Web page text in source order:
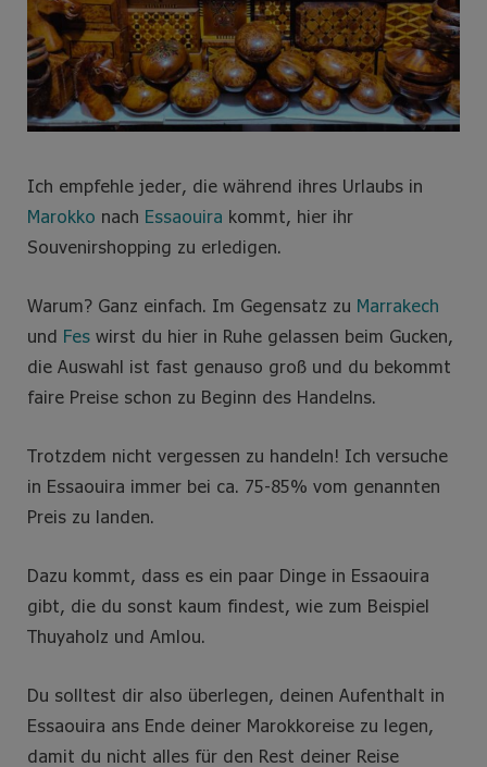
k a
m
s
t
Ich empfehle jeder, die während ihres Urlaubs in
Marokko nach Essaouira kommt, hier ihr
Souvenirshopping zu erledigen.
Warum? Ganz einfach. Im Gegensatz zu Marrakech
und Fes wirst du hier in Ruhe gelassen beim Gucken,
die Auswahl ist fast genauso groß und du bekommt
faire Preise schon zu Beginn des Handelns.
Trotzdem nicht vergessen zu handeln! Ich versuche
in Essaouira immer bei ca. 75-85% vom genannten
Preis zu landen.
Dazu kommt, dass es ein paar Dinge in Essaouira
gibt, die du sonst kaum findest, wie zum Beispiel
Thuyaholz und Amlou.
Du solltest dir also überlegen, deinen Aufenthalt in
Essaouira ans Ende deiner Marokkoreise zu legen,
damit du nicht alles für den Rest deiner Reise